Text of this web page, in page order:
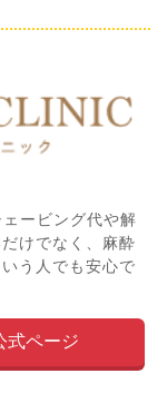
ービング代や解
けでなく、麻酔
う人でも安心で
式ページ